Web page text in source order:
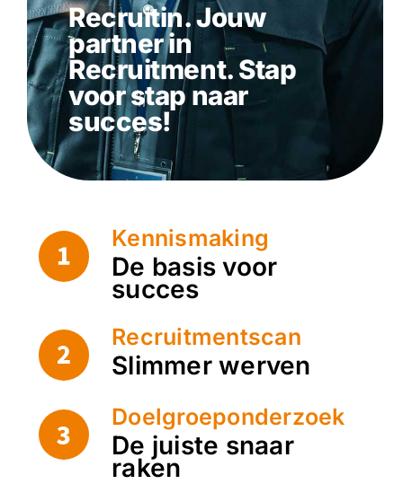
Recruitin. Jouw
partner in
Recruitment. Stap
voor stap naar
succes!
Kennismaking
De basis voor
succes
Recruitmentscan
Slimmer werven
Doelgroeponderzoek
De juiste snaar
raken